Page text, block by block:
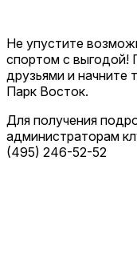
Не упустите
спортом с выгодой!
друзьями и начните
Парк Восток.
Для получения
администраторам
(495) 246-52-52